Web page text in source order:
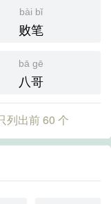
bài bǐ
败笔
bā gē
八哥
列出前 60 个